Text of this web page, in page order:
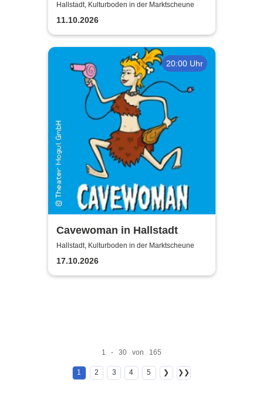
Hallstadt, Kulturboden in der Marktscheune
11.10.2026
20:00 Uhr
Cavewoman in Hallstadt
Hallstadt, Kulturboden in der Marktscheune
17.10.2026
1 - 30 von 165
1 2 3 4 5 ❯ ❯❯